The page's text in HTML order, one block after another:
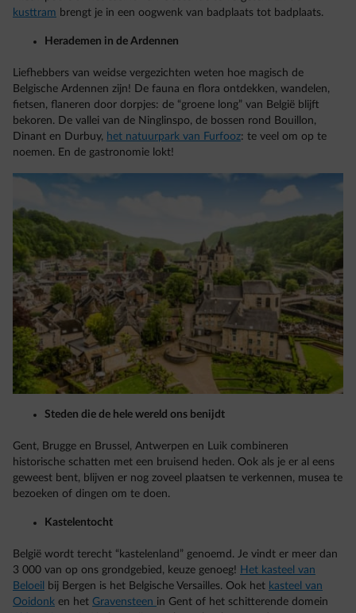
kusttram brengt je in een oogwenk van badplaats tot badplaats.
Herademen in de Ardennen
Liefhebbers van weidse vergezichten weten hoe magisch de
Belgische Ardennen zijn! De fauna en flora ontdekken, wandelen,
fietsen, flaneren door dorpjes: de “groene long” van België blijft
bekoren. De vallei van de Ninglinspo, de bossen rond Bouillon,
Dinant en Durbuy, het natuurpark van Furfooz: te veel om op te
noemen. En de gastronomie lokt!
Steden die de hele wereld ons benijdt
Gent, Brugge en Brussel, Antwerpen en Luik combineren
historische schatten met een bruisend heden. Ook als je er al eens
geweest bent, blijven er nog zoveel plaatsen te verkennen, musea te
bezoeken of dingen om te doen.
Kastelentocht
België wordt terecht “kastelenland” genoemd. Je vindt er meer dan
3 000 van op ons grondgebied, keuze genoeg! Het kasteel van
Beloeil
bij Bergen is het Belgische Versailles. Ook het kasteel van
Ooidonk en het Gravensteen in Gent of het schitterende domein